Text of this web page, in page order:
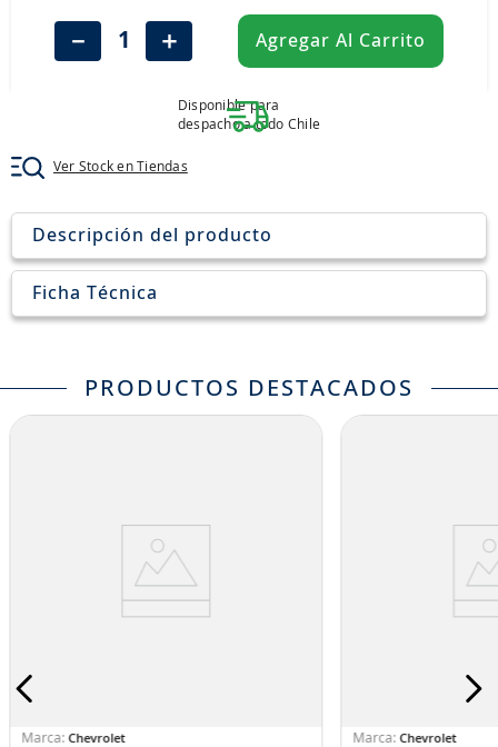
＋
－ Agregar Al Carrito
Disponible para
despacho a todo Chile
Ver Stock en Tiendas
Descripción del producto
Ficha Técnica
PRODUCTOS DESTACADOS
Chevrolet Chevrolet
john deere
185